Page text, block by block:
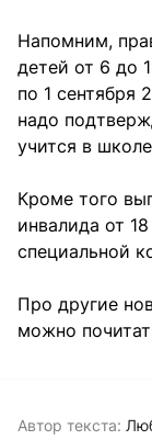
Напомним,
детей от 6 до
по 1 сентября
надо
учится в
Кроме того
инвалида от
специальной
Про другие
можно
Автор текста: